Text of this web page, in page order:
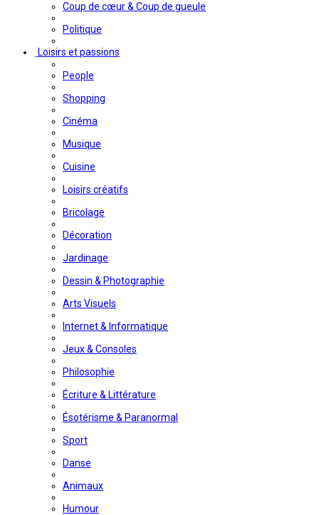
Coup de cœur & Coup de gueule
Politique
Loisirs et passions
People
Shopping
Cinéma
Musique
Cuisine
Loisirs créatifs
Bricolage
Décoration
Jardinage
Dessin & Photographie
Arts Visuels
Internet & Informatique
Jeux & Consoles
Philosophie
Écriture & Littérature
Ésotérisme & Paranormal
Sport
Danse
Animaux
Humour